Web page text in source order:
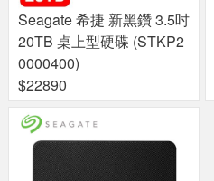
Seagate 希捷 新黑鑽 3.5吋
20TB 桌上型硬碟 (STKP2
0000400)
$22890